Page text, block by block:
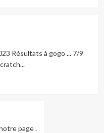
Résultats à gogo ... 7/9
page .